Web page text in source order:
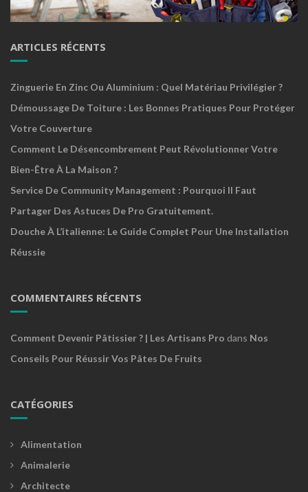
ARTICLES RÉCENTS
Zinguerie En Zinc Ou Aluminium : Quel Matériau Privilégier ?
Démoussage De Toiture : Les Bonnes Pratiques Pour Protéger
Votre Couverture
Comment Le Désencombrement Peut Révolutionner Votre
Bien-Être À La Maison ?
Service De Community Management : Pourquoi Il Faut
Partager Des Astuces De Pro Gratuitement.
Douche À L’italienne: Le Guide Complet Pour Une Installation
Réussie
COMMENTAIRES RÉCENTS
Comment Devenir Pâtissier ? | Les Artisans Pro dans Nos
Conseils Pour Réussir Vos Pâtes De Fruits
CATÉGORIES
Alimentation
Animalerie
Architecte